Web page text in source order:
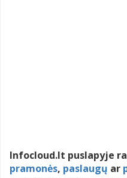
Infocloud.lt puslapyje
pramonės, paslaugų ar